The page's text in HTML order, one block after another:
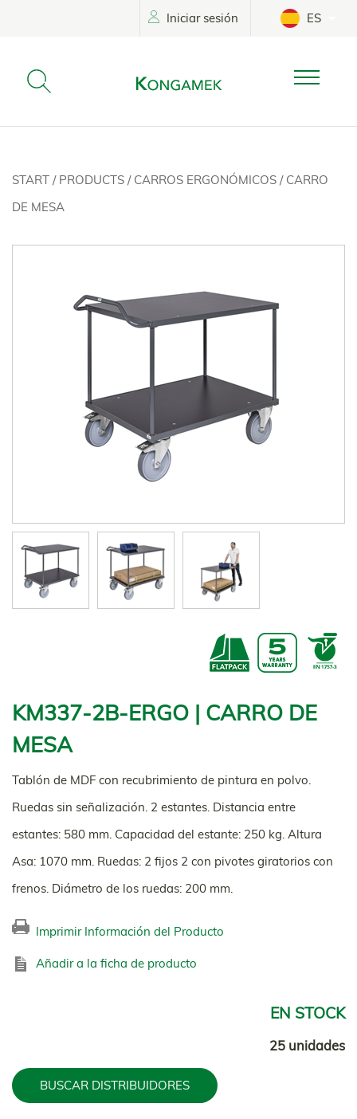
Iniciar sesión ES
START / PRODUCTS / CARROS ERGONÓMICOS / CARRO
DE MESA
KM337-2B-ERGO | CARRO DE
MESA
Tablón de MDF con recubrimiento de pintura en polvo.
Ruedas sin señalización. 2 estantes. Distancia entre
estantes: 580 mm. Capacidad del estante: 250 kg. Altura
Asa: 1070 mm. Ruedas: 2 fijos 2 con pivotes giratorios con
frenos. Diámetro de los ruedas: 200 mm.
Imprimir Información del Producto
Añadir a la ficha de producto
EN STOCK
25 unidades
BUSCAR DISTRIBUIDORES